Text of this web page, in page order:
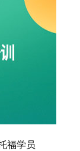
福学员